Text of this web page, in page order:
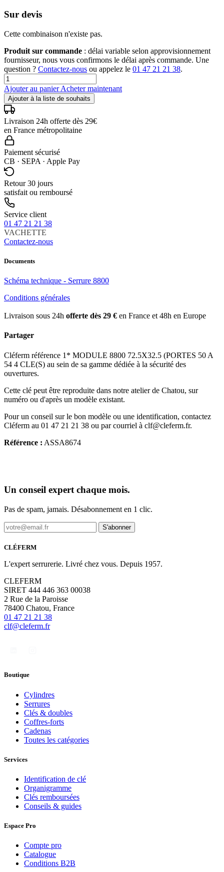
Sur devis
Cette combinaison n'existe pas.
Produit sur commande : délai variable selon approvisionnement
fournisseur, nous vous confirmons le délai après commande. Une
question ? Contactez-nous ou appelez le 01 47 21 21 38.
Ajouter au panierAcheter maintenant
Ajouter à la liste de souhaits
Livraison 24h offerte dès 29€
en France métropolitaine
Paiement sécurisé
CB · SEPA · Apple Pay
Retour 30 jours
satisfait ou remboursé
Service client
01 47 21 21 38
VACHETTE
Contactez-nous
Documents
Schéma technique - Serrure 8800
Conditions générales
Livraison sous 24h offerte dès 29 € en France et 48h en Europe
Partager
Cléferm référence 1* MODULE 8800 72.5X32.5 (PORTES 50 A
54 4 CLE(S) au sein de sa gamme dédiée à la sécurité des
ouvertures.
Cette clé peut être reproduite dans notre atelier de Chatou, sur
numéro ou d'après un modèle existant.
Pour un conseil sur le bon modèle ou une identification, contactez
Cléferm au 01 47 21 21 38 ou par courriel à clf@cleferm.fr.
Référence : ASSA8674
Un conseil expert chaque mois.
Pas de spam, jamais. Désabonnement en 1 clic.
S'abonner
CLÉFERM
L'expert serrurerie. Livré chez vous. Depuis 1957.
CLEFERM
SIRET 444 446 363 00038
2 Rue de la Paroisse
78400 Chatou, France
01 47 21 21 38
clf@cleferm.fr
Boutique
Cylindres
Serrures
Clés & doubles
Coffres-forts
Cadenas
Toutes les catégories
Services
Identification de clé
Organigramme
Clés remboursées
Conseils & guides
Espace Pro
Compte pro
Catalogue
Conditions B2B